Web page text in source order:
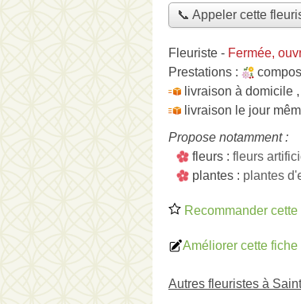
📞 Appeler cette
Fleuriste - Fermée,
Prestations :
livraison à domicile ,
livraison le jour
Propose notamment :
fleurs : fleurs
plantes : plantes
Recommander
Améliorer cette fiche
Autres fleuristes à